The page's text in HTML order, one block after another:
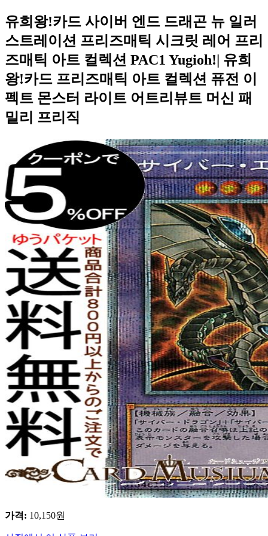
유희왕!카드 사이버 엔드 드래곤 뉴 일러
스트레이션 프리즈매틱 시크릿 레어 프리
즈매틱 아트 컬렉션 PAC1 Yugioh!| 유희
왕!카드 프리즈매틱 아트 컬렉션 퓨전 이
펙트 몬스터 라이트 어트리뷰트 머신 패
밀리 프리직
가격: 10,150원